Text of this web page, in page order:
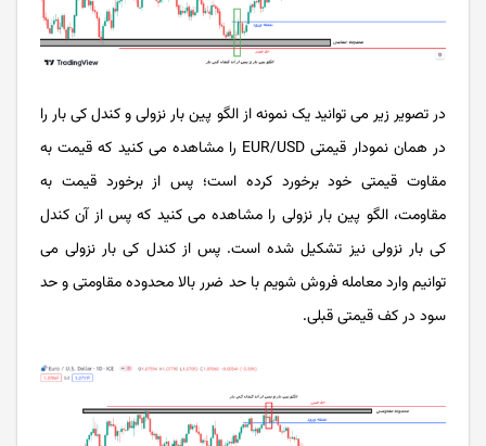
در تصویر زیر می توانید یک نمونه از الگو پین بار نزولی و کندل کی بار را
در همان نمودار قیمتی EUR/USD را مشاهده می کنید که قیمت به
مقاوت قیمتی خود برخورد کرده است؛ پس از برخورد قیمت به
مقاومت، الگو پین بار نزولی را مشاهده می کنید که پس از آن کندل
کی بار نزولی نیز تشکیل شده است. پس از کندل کی بار نزولی می
توانیم وارد معامله فروش شویم با حد ضرر بالا محدوده مقاومتی و حد
سود در کف قیمتی قبلی.